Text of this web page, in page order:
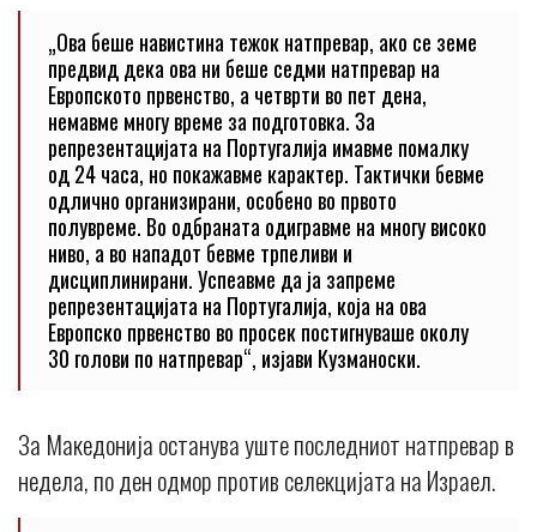
„Oва беше навистина тежок натпревар, ако се земе
предвид дека ова ни беше седми натпревар на
Европското првенство, а четврти во пет дена,
немавме многу време за подготовка. За
репрезентацијата на Португалија имавме помалку
од 24 часа, но покажавме карактер. Тактички бевме
одлично организирани, особено во првото
полувреме. Во одбраната одигравме на многу високо
ниво, а во нападот бевме трпеливи и
дисциплинирани. Успеавме да ја запреме
репрезентацијата на Португалија, која на ова
Европско првенство во просек постигнуваше околу
30 голови по натпревар“, изјави Кузманоски.
За Македонија останува уште последниот натпревар в
недела, по ден одмор против селекцијата на Израел.